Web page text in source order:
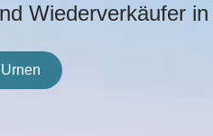
Wiederverkäufer